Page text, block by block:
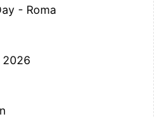
- Roma
2026